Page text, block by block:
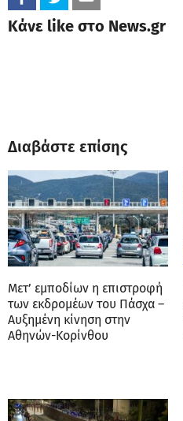
Κάνε like στο News.gr
Διαβάστε επίσης
Μετ’ εμποδίων η επιστροφή
των εκδρομέων του Πάσχα –
Αυξημένη κίνηση στην
Αθηνών-Κορίνθου